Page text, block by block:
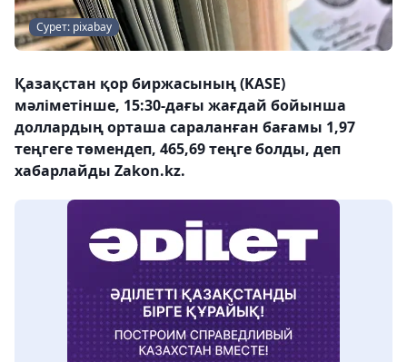
Сурет: pixabay
Қазақстан қор биржасының (KASE)
мәліметінше, 15:30-дағы жағдай бойынша
доллардың орташа сараланған бағамы 1,97
теңгеге төмендеп, 465,69 теңге болды, деп
хабарлайды Zakon.kz.